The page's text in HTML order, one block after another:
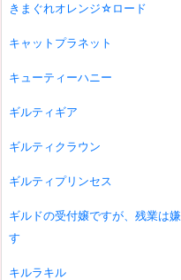
きまぐれオレンジ☆ロード
キャットプラネット
キューティーハニー
ギルティギア
ギルティクラウン
ギルティプリンセス
ギルドの受付嬢ですが、残業は
す
キルラキル